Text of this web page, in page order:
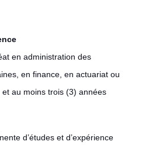
en administration des
en finance, en actuariat ou
au moins trois (3) années
d’études et d’expérience